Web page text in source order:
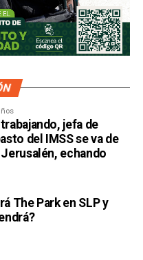
jefa de
del IMSS se va de
echando
The Park en SLP y